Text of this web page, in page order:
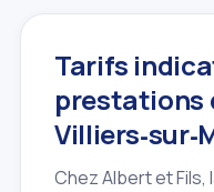
Tarifs
prestations
Chez Albert et